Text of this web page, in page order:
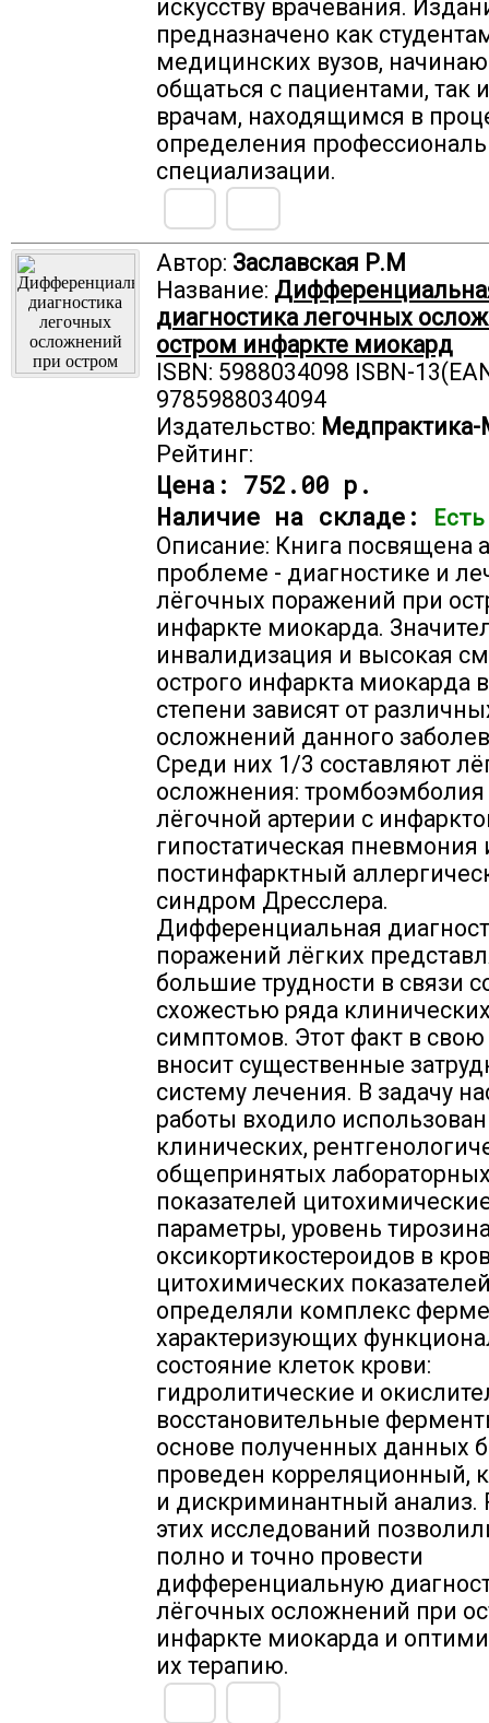
искусству врачевания.
предназначено как
медицинских вузов,
общаться с пациентами,
врачам, находящимся в
определения
специализации.
Автор: Заславская Р.М
Название:
диагностика легочных
остром инфаркте миокард
ISBN: 5988034098 ISBN-
9785988034094
Издательство:
Рейтинг:
Цена: 752.00 р.
Наличие на складе:
Описание: Книга посвящена
проблеме - диагностике и
лёгочных поражений при
инфаркте миокарда.
инвалидизация и высокая
острого инфаркта миокарда
степени зависят от
осложнений данного
Среди них 1/3 составляют
осложнения: тромбоэмболия
лёгочной артерии с
гипостатическая пневмония
постинфарктный
синдром Дресслера.
Дифференциальная
поражений лёгких
большие трудности в связи
схожестью ряда
симптомов. Этот факт в
вносит существенные
систему лечения. В задачу
работы входило
клинических,
общепринятых
показателей
параметры, уровень
оксикортикостероидов в
цитохимических
определяли комплекс
характеризующих
состояние клеток крови:
гидролитические и
восстановительные
основе полученных данных
проведен корреляционный,
и дискриминантный анализ.
этих исследований
полно и точно провести
дифференциальную
лёгочных осложнений при
инфаркте миокарда и
их терапию.